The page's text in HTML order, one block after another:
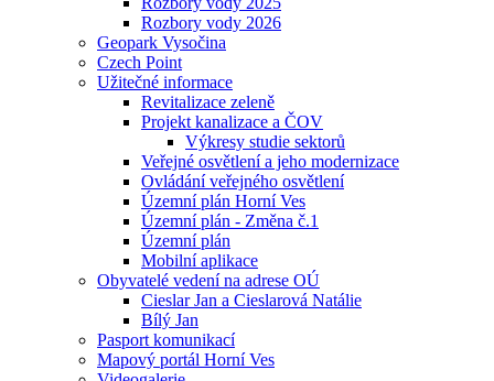
Rozbory vody 2026
Geopark Vysočina
Czech Point
Užitečné informace
Revitalizace zeleně
Projekt kanalizace a ČOV
Výkresy studie sektorů
Veřejné osvětlení a jeho modernizace
Ovládání veřejného osvětlení
Územní plán Horní Ves
Územní plán - Změna č.1
Územní plán
Mobilní aplikace
Obyvatelé vedení na adrese OÚ
Cieslar Jan a Cieslarová Natálie
Bílý Jan
Pasport komunikací
Mapový portál Horní Ves